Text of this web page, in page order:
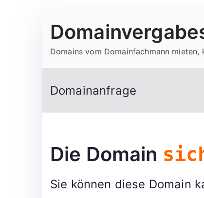
Inhalt
Domains vom Domainfachmann mieten,
Domainanfrage
Die Domain
Sie können diese Domain